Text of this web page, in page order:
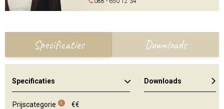
Specificaties Downloads
Specificaties
Prijscategorie i €€
Downloads